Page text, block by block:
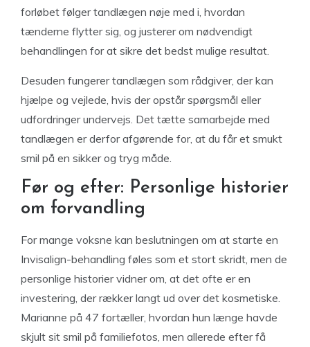
forløbet følger tandlægen nøje med i, hvordan
tænderne flytter sig, og justerer om nødvendigt
behandlingen for at sikre det bedst mulige resultat.
Desuden fungerer tandlægen som rådgiver, der kan
hjælpe og vejlede, hvis der opstår spørgsmål eller
udfordringer undervejs. Det tætte samarbejde med
tandlægen er derfor afgørende for, at du får et smukt
smil på en sikker og tryg måde.
Før og efter: Personlige historier
om forvandling
For mange voksne kan beslutningen om at starte en
Invisalign-behandling føles som et stort skridt, men de
personlige historier vidner om, at det ofte er en
investering, der rækker langt ud over det kosmetiske.
Marianne på 47 fortæller, hvordan hun længe havde
skjult sit smil på familiefotos, men allerede efter få